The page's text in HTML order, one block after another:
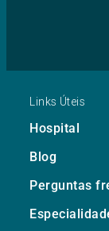
Links Úteis
Hospital
Blog
Perguntas